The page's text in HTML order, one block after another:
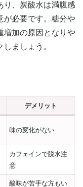
り、炭酸水は満腹感
が必要です。糖分や
増加の原因となりや
ましょう。
デメリット
味の変化がない
カフェインで脱水注
意
酸味が苦手な方もい